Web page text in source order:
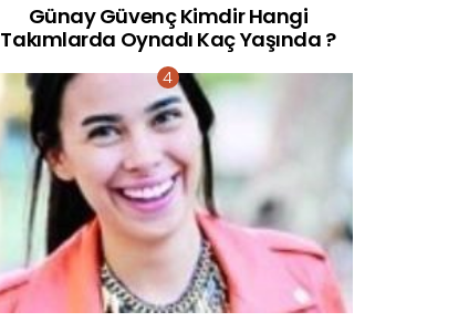
Günay Güvenç Kimdir Hangi
Takımlarda Oynadı Kaç Yaşında ?